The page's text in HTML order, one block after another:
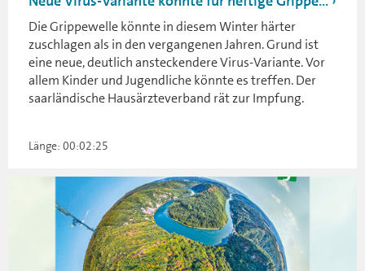
Die Grippewelle könnte in diesem Winter härter
zuschlagen als in den vergangenen Jahren. Grund ist
eine neue, deutlich ansteckendere Virus-Variante. Vor
allem Kinder und Jugendliche könnte es treffen. Der
saarländische Hausärzteverband rät zur Impfung.
Länge: 00:02:25